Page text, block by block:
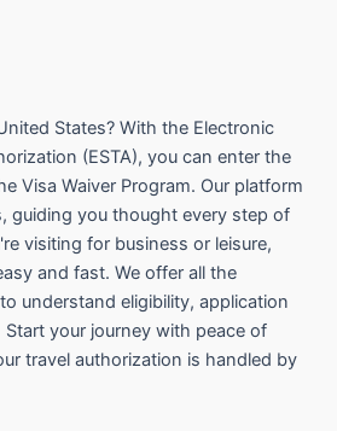
States? With the Electronic
(ESTA), you can enter the
Visa Waiver Program. Our platform
guiding you thought every step of
visiting for business or leisure,
and fast. We offer all the
understand eligibility, application
your journey with peace of
travel authorization is handled by